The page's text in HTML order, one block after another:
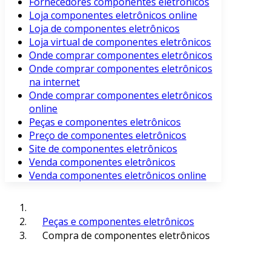
Loja componentes eletrônicos online
Loja de componentes eletrônicos
Loja virtual de componentes eletrônicos
Onde comprar componentes eletrônicos
Onde comprar componentes eletrônicos
na internet
Onde comprar componentes eletrônicos
online
Peças e componentes eletrônicos
Preço de componentes eletrônicos
Site de componentes eletrônicos
Venda componentes eletrônicos
Venda componentes eletrônicos online
Peças e componentes eletrônicos
Compra de componentes eletrônicos